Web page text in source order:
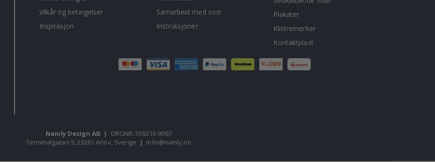
Vilkår og betingelser
Inspirasjon
Samarbeid med oss!
Instruksjoner
Plakater
Klistremerker
Kontaktplast
Namly Design AB |
ORGNR: 559216-9097
Terminalgatan 9, 23261 Arlöv, Sverige | info@namly.no